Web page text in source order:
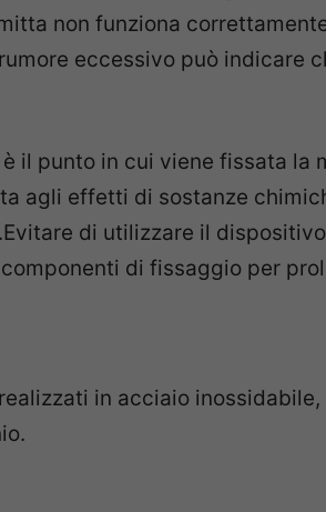
non funziona
eccessivo può indicare
il punto in cui viene fissata la
agli effetti di sostanze
di utilizzare il
di fissaggio per
in acciaio